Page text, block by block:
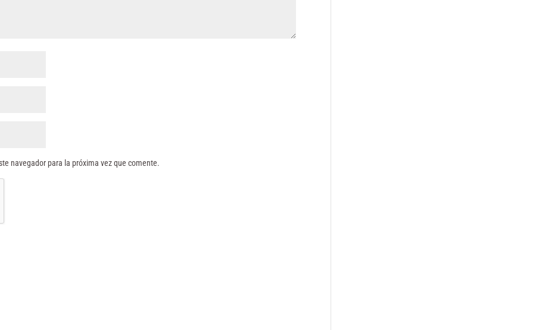
navegador para la próxima vez que comente.